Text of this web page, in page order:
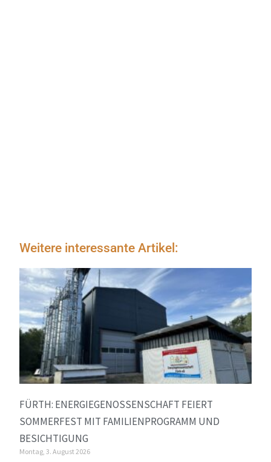
Weitere interessante Artikel:
FÜRTH: ENERGIEGENOSSENSCHAFT FEIERT
SOMMERFEST MIT FAMILIENPROGRAMM UND
BESICHTIGUNG
Montag, 3. August 2026